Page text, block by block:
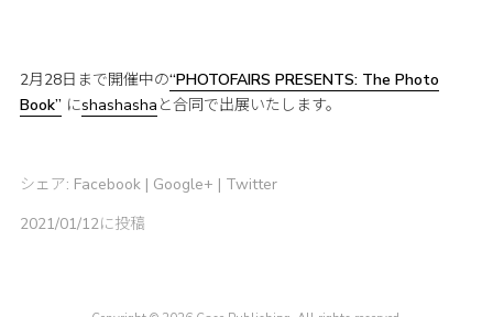
2月28日まで開催中の“PHOTOFAIRS PRESENTS: The Photo
Book”にshashasha と合同で出展いたします。
シェア: Facebook| Google+ | Twitter
2021/01/12に投稿